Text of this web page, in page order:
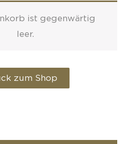
ist gegenwärtig
leer.
zum Shop